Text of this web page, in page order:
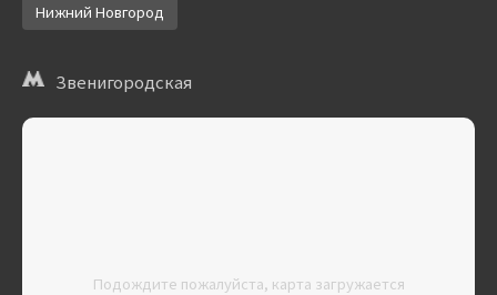
Нижний Новгород
Звенигородская
Подождите пожалуйста, карта загружается